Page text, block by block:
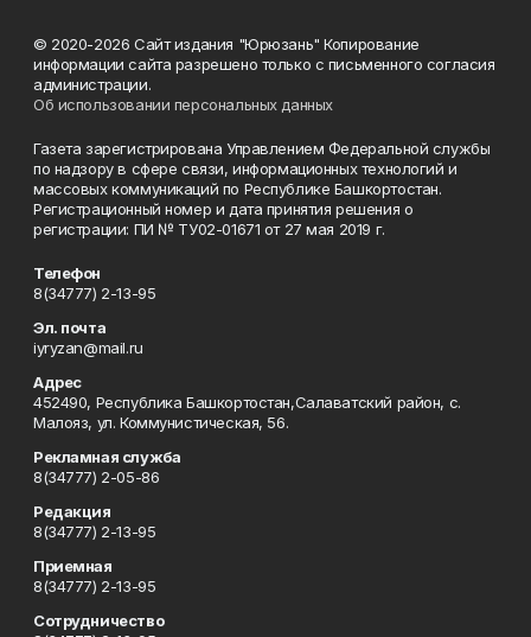
© 2020-2026 Сайт издания "Юрюзань" Копирование
информации сайта разрешено только с письменного согласия
администрации.
Об использовании персональных данных
Газета зарегистрирована Управлением Федеральной службы
по надзору в сфере связи, информационных технологий и
массовых коммуникаций по Республике Башкортостан.
Регистрационный номер и дата принятия решения о
регистрации: ПИ № ТУ02-01671 от 27 мая 2019 г.
Телефон
8(34777) 2-13-95
Эл. почта
iyryzan@mail.ru
Адрес
452490, Республика Башкортостан,Салаватский район, с.
Малояз, ул. Коммунистическая, 56.
Рекламная служба
8(34777) 2-05-86
Редакция
8(34777) 2-13-95
Приемная
8(34777) 2-13-95
Сотрудничество